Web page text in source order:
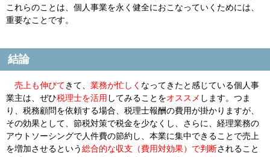
これらのことは、個人事業を永く健全におこなっていくためには、
重要なことです。
結論
売上も伸びてきて、 業務が忙しく なってきたと感じている個人事
業主は、ぜひ税理士を活用 してみることをオススメ します。つま
り、税務顧問を依頼する場合、税理士報酬の費用が掛かりますが、
その効果として、節税対策で税金を少なくし、さらに、経理業務の
アウトソーシングで人件費の節約し、本業に集中できることで売上
を増加させるという総合的な収支（費用対効果）で判断されること